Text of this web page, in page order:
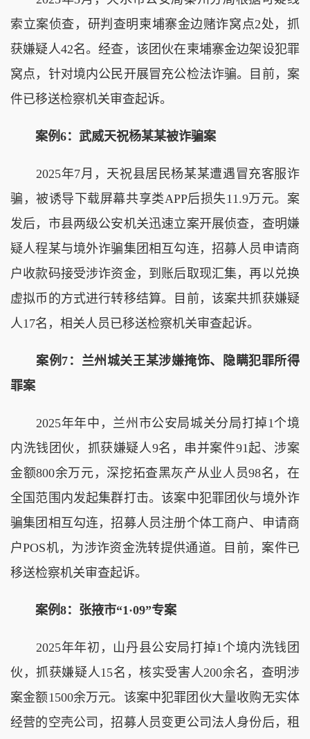
索立案侦查，研判查明柬埔寨金边赌诈窝点2处，抓
获嫌疑人42名。经查，该团伙在柬埔寨金边架设犯罪
窝点，针对境内公民开展冒充公检法诈骗。目前，案
件已移送检察机关审查起诉。
案例6：武威天祝杨某某被诈骗案
2025年7月，天祝县居民杨某某遭遇冒充客服诈
骗，被诱导下载屏幕共享类APP后损失11.9万元。案
发后，市县两级公安机关迅速立案开展侦查，查明嫌
疑人程某与境外诈骗集团相互勾连，招募人员申请商
户收款码接受涉诈资金，到账后取现汇集，再以兑换
虚拟币的方式进行转移结算。目前，该案共抓获嫌疑
人17名，相关人员已移送检察机关审查起诉。
案例7：兰州城关王某涉嫌掩饰、隐瞒犯罪所得
罪案
2025年年中，兰州市公安局城关分局打掉1个境
内洗钱团伙，抓获嫌疑人9名，串并案件91起、涉案
金额800余万元，深挖拓查黑灰产从业人员98名，在
全国范围内发起集群打击。该案中犯罪团伙与境外诈
骗集团相互勾连，招募人员注册个体工商户、申请商
户POS机，为涉诈资金洗转提供通道。目前，案件已
移送检察机关审查起诉。
案例8：张掖市“1·09”专案
2025年年初，山丹县公安局打掉1个境内洗钱团
伙，抓获嫌疑人15名，核实受害人200余名，查明涉
案金额1500余万元。该案中犯罪团伙大量收购无实体
经营的空壳公司，招募人员变更公司法人身份后，租